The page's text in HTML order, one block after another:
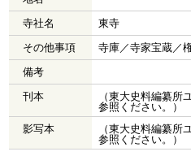
寺社名
東寺
その他事項
寺庫／寺家宝蔵／
備考
刊本
（東大史料編纂所
参照ください。）
影写本
（東大史料編纂所
参照ください。）